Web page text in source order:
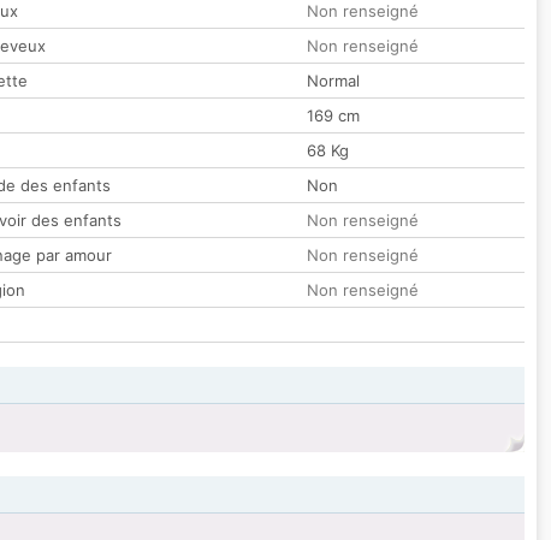
Non renseigné
Non renseigné
Normal
169 cm
68 Kg
des enfants
Non
des enfants
Non renseigné
par amour
Non renseigné
Non renseigné